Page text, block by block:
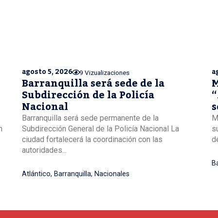
agosto 5, 2026 9 Vizualizaciones
Barranquilla será sede de la
Subdirección de la Policía
Nacional
Barranquilla será sede permanente de la
Subdirección General de la Policía Nacional La
ciudad fortalecerá la coordinación con las
autoridades...
Atlántico, Barranquilla, Nacionales